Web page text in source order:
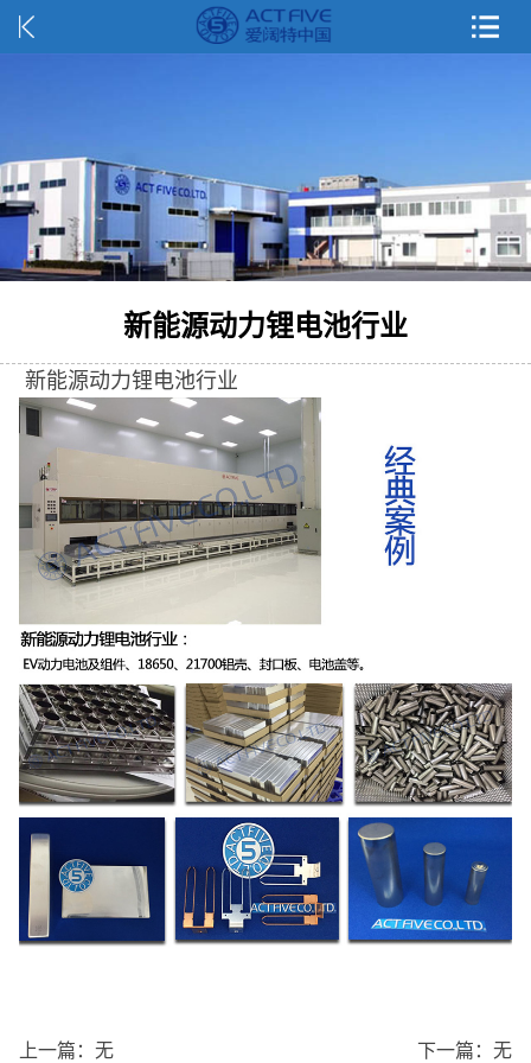
新能源动力锂电池行业
新能源动力锂电池行业
上一篇：无 下一篇：无